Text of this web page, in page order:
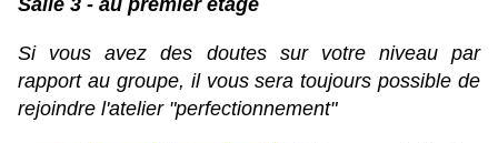
Salle 3 - au premier étage
Si vous avez des doutes sur votre niveau par
rapport au groupe, il vous sera toujours possible de
rejoindre l'atelier "perfectionnement"